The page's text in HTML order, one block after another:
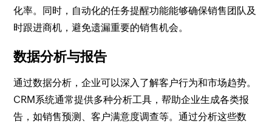
化率。同时，自动化的任务提醒功能能够确保销售团队及
时跟进商机，避免遗漏重要的销售机会。
数据分析与报告
通过数据分析，企业可以深入了解客户行为和市场趋势。
CRM系统通常提供多种分析工具，帮助企业生成各类报
告，如销售预测、客户满意度调查等。通过分析这些数